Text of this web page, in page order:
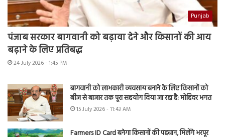
Punjab
पंजाब सरकार बागवानी को बढ़ावा देने और किसानों की आय
बढ़ाने के लिए प्रतिबद्ध
24 July 2026 - 1:45 PM
बागवानी को लाभकारी व्यवसाय बनाने के लिए किसानों को
बीज से बाजार तक पूरा सहयोग दिया जा रहा है: मोहिंदर भगत
15 July 2026 - 11:43 AM
Farmers ID Card बनेगा किसानों की पहचान, मिलेंगे भरपूर